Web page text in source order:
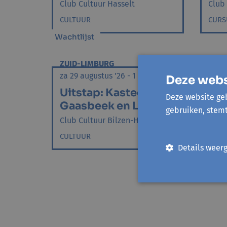
Club Cultuur Hasselt
CULTUUR
Wachtlijst
ZUID-LIMBURG
za 29 augustus '26 - 1 Sessie
Uitstap: Kasteel
Gaasbeek en Leuven
Club Cultuur Bilzen-Hoeselt
CULTUUR
ma
Deze
Deze website
gebruiken,
Details